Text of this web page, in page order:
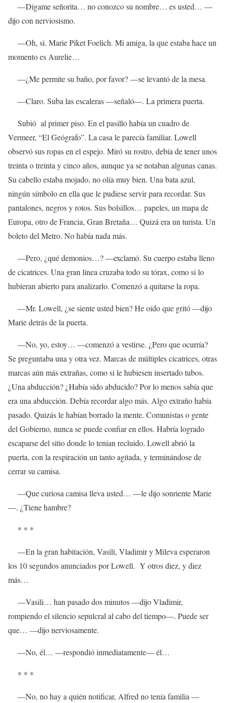
—Dígame señorita… no conozco su nombre… es usted… —
dijo con nerviosismo.
—Oh, si. Marie Piket Foelich. Mi amiga, la que estaba hace un
momento es Aurelie…
—¿Me permite su baño, por favor? —se levantó de la mesa.
—Claro. Suba las escaleras —señaló—. La primera puerta.
Subió al primer piso. En el pasillo había un cuadro de
Vermeer, “El Geógrafo”. La casa le parecía familiar. Lowell
observó sus ropas en el espejo. Miró su rostro, debía de tener unos
treinta o treinta y cinco años, aunque ya se notaban algunas canas.
Su cabello estaba mojado, no olía muy bien. Una bata azul,
ningún símbolo en ella que le pudiese servir para recordar. Sus
pantalones, negros y rotos. Sus bolsillos… papeles, un mapa de
Europa, otro de Francia, Gran Bretaña… Quizá era un turista. Un
boleto del Metro. No había nada más.
—Pero, ¿qué demonios…? —exclamó. Su cuerpo estaba lleno
de cicatrices. Una gran línea cruzaba todo su tórax, como si lo
hubieran abierto para analizarlo. Comenzó a quitarse la ropa.
—Mr. Lowell, ¿se siente usted bien? He oído que gritó —dijo
Marie detrás de la puerta.
—No, yo, estoy… —comenzó a vestirse. ¿Pero que ocurría?
Se preguntaba una y otra vez. Marcas de múltiples cicatrices, otras
marcas aún más extrañas, como si le hubiesen insertado tubos.
¿Una abducción? ¿Había sido abducido? Por lo menos sabía que
era una abducción. Debía recordar algo más. Algo extraño había
pasado. Quizás le habían borrado la mente. Comunistas o gente
del Gobierno, nunca se puede confiar en ellos. Habría logrado
escaparse del sitio donde lo tenían recluido. Lowell abrió la
puerta, con la respiración un tanto agitada, y terminándose de
cerrar su camisa.
—Que curiosa camisa lleva usted… —le dijo sonriente Marie
—. ¿Tiene hambre?
* * *
—En la gran habitación, Vasili, Vladimir y Mileva esperaron
los 10 segundos anunciados por Lowell. Y otros diez, y diez
más…
—Vasili… han pasado dos minutos —dijo Vladimir,
rompiendo el silencio sepulcral al cabo del tiempo—. Puede ser
que… —dijo nerviosamente.
—No, él… —respondió inmediatamente— él…
* * *
—No, no hay a quién notificar, Alfred no tenía familia —